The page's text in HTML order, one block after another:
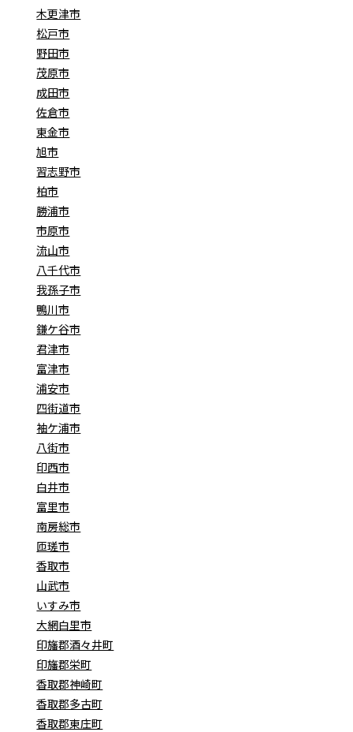
木更津市
松戸市
野田市
茂原市
成田市
佐倉市
東金市
旭市
習志野市
柏市
勝浦市
市原市
流山市
八千代市
我孫子市
鴨川市
鎌ケ谷市
君津市
富津市
浦安市
四街道市
袖ケ浦市
八街市
印西市
白井市
富里市
南房総市
匝瑳市
香取市
山武市
いすみ市
大網白里市
印旛郡酒々井町
印旛郡栄町
香取郡神崎町
香取郡多古町
香取郡東庄町